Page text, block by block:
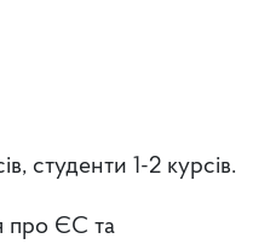
студенти 1-2 курсів.
про ЄС та